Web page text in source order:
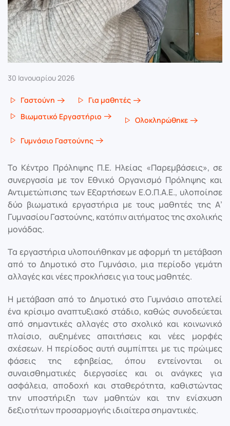
30 Ιανουαρίου 2026
Γαστούνη
Για μαθητές
Βιωματικό Εργαστήριο
Ολοκληρώθηκε
Γυμνάσιο Γαστούνης
Το Κέντρο Πρόληψης Π.Ε. Ηλείας «Παρεμβάσεις», σε
συνεργασία με τον Εθνικό Οργανισμό Πρόληψης και
Αντιμετώπισης των Εξαρτήσεων Ε.Ο.Π.Α.Ε., υλοποίησε
δύο βιωματικά εργαστήρια με τους μαθητές της Α’
Γυμνασίου Γαστούνης, κατόπιν αιτήματος της σχολικής
μονάδας.
Τα εργαστήρια υλοποιήθηκαν με αφορμή τη μετάβαση
από το Δημοτικό στο Γυμνάσιο, μια περίοδο γεμάτη
αλλαγές και νέες προκλήσεις για τους μαθητές.
Η μετάβαση από το Δημοτικό στο Γυμνάσιο αποτελεί
ένα κρίσιμο αναπτυξιακό στάδιο, καθώς συνοδεύεται
από σημαντικές αλλαγές στο σχολικό και κοινωνικό
πλαίσιο, αυξημένες απαιτήσεις και νέες μορφές
σχέσεων. Η περίοδος αυτή συμπίπτει με τις πρώιμες
φάσεις της εφηβείας, όπου εντείνονται οι
συναισθηματικές διεργασίες και οι ανάγκες για
ασφάλεια, αποδοχή και σταθερότητα, καθιστώντας
την υποστήριξη των μαθητών και την ενίσχυση
δεξιοτήτων προσαρμογής ιδιαίτερα σημαντικές.